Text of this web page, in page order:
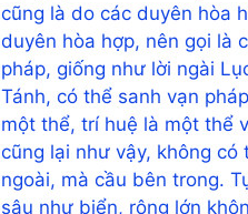
cũng là do các duyên hòa
duyên hòa hợp, nên gọi là
pháp, giống như lời ngài
Tánh, có thể sanh vạn
một thể, trí huệ là một thể
cũng lại như vậy, không
ngoài, mà cầu bên trong.
sâu như biển, rộng lớn